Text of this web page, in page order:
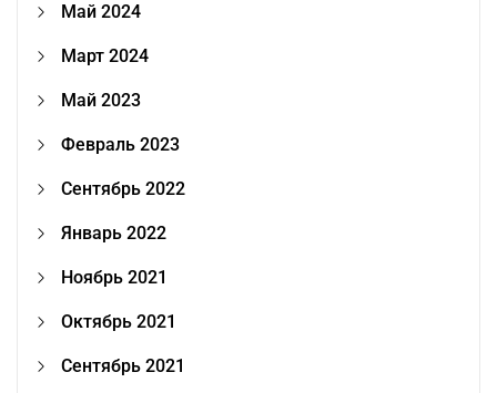
Май 2024
Март 2024
Май 2023
Февраль 2023
Сентябрь 2022
Январь 2022
Ноябрь 2021
Октябрь 2021
Сентябрь 2021